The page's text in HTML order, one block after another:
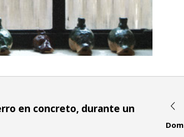
en concreto, durante un
Dom